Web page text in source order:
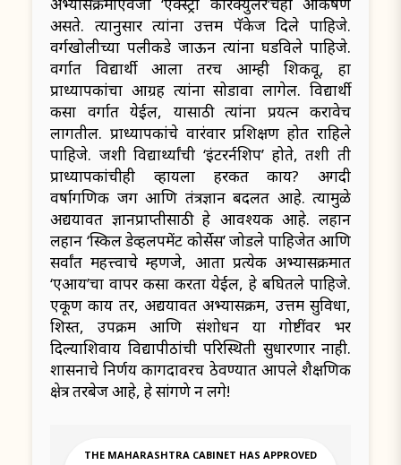
अभ्यासक्रमाऐवजी ‘एक्स्ट्रा करिक्युलर’चेही आकर्षण
असते. त्यानुसार त्यांना उत्तम पॅकेज दिले पाहिजे.
वर्गखोलीच्या पलीकडे जाऊन त्यांना घडविले पाहिजे.
वर्गात विद्यार्थी आला तरच आम्ही शिकवू, हा
प्राध्यापकांचा आग्रह त्यांना सोडावा लागेल. विद्यार्थी
कसा वर्गात येईल, यासाठी त्यांना प्रयत्न करावेच
लागतील. प्राध्यापकांचे वारंवार प्रशिक्षण होत राहिले
पाहिजे. जशी विद्यार्थ्यांची ‘इंटरर्नशिप’ होते, तशी ती
प्राध्यापकांचीही व्हायला हरकत काय? अगदी
वर्षागणिक जग आणि तंत्रज्ञान बदलत आहे. त्यामुळे
अद्ययावत ज्ञानप्राप्तीसाठी हे आवश्यक आहे. लहान
लहान ‘स्किल डेव्हलपमेंट कोर्सेस’ जोडले पाहिजेत आणि
सर्वांत महत्त्वाचे म्हणजे, आता प्रत्येक अभ्यासक्रमात
‘एआय’चा वापर कसा करता येईल, हे बघितले पाहिजे.
एकूण काय तर, अद्ययावत अभ्यासक्रम, उत्तम सुविधा,
शिस्त, उपक्रम आणि संशोधन या गोष्टींवर भर
दिल्याशिवाय विद्यापीठांची परिस्थिती सुधारणार नाही.
शासनाचे निर्णय कागदावरच ठेवण्यात आपले शैक्षणिक
क्षेत्र तरबेज आहे, हे सांगणे न लगे!
THE MAHARASHTRA CABINET HAS APPROVED